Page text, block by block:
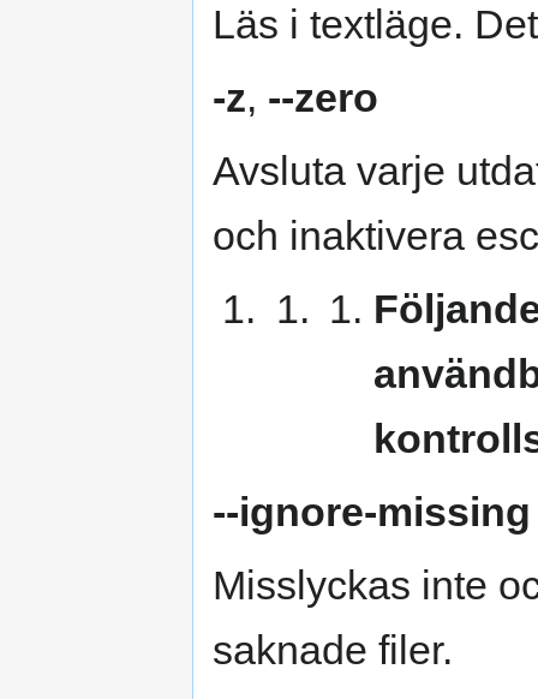
Läs i textläge.
-z, --zero
Avsluta varje
och inaktivera
--ignore-missing
Misslyckas inte
saknade filer.